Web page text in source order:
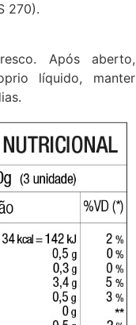
270).
Após aberto,
líquido, manter